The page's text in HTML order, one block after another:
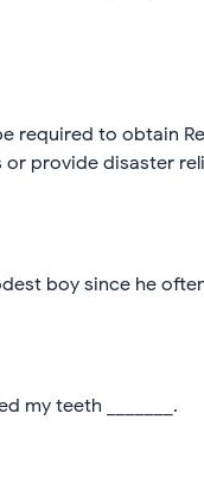
required to obtain
provide disaster
boy since he
my teeth _______.